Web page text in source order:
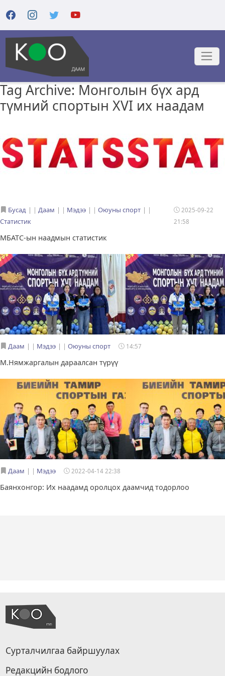
Tag Archive: Монголын бүх ард
түмний спортын XVI их наадам
Бусад | Даам | Мэдээ | Оюуны спорт
|
Статистик
2025-09-22
21:58
МБАТС-ын наадмын статистик
Даам | Мэдээ | Оюуны спорт 14:57
М.Нямжаргалын дараалсан түрүү
Даам | Мэдээ 2022-04-14 22:38
Баянхонгор: Их наадамд оролцох даамчид тодорлоо
Сурталчилгаа байршуулах
Редакцийн бодлого